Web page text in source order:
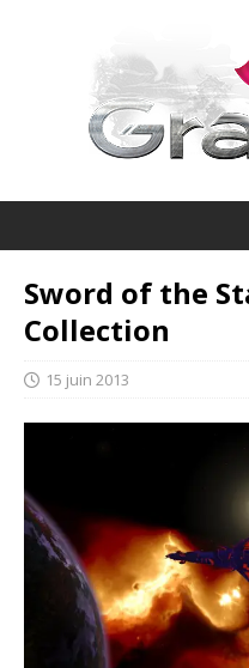
Sword of the
Collection
15 juin 2013